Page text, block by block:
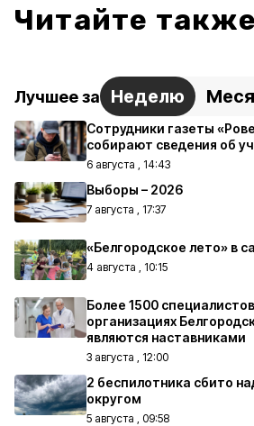
Читайте также
Лучшее за Неделю
Сотрудники газеты
собирают сведения об
6 августа , 14:43
Выборы – 2026
7 августа , 17:37
«Белгородское лето» в
4 августа , 10:15
Более 1500
организациях
являются наставниками
3 августа , 12:00
2 беспилотника сбито
округом
5 августа , 09:58